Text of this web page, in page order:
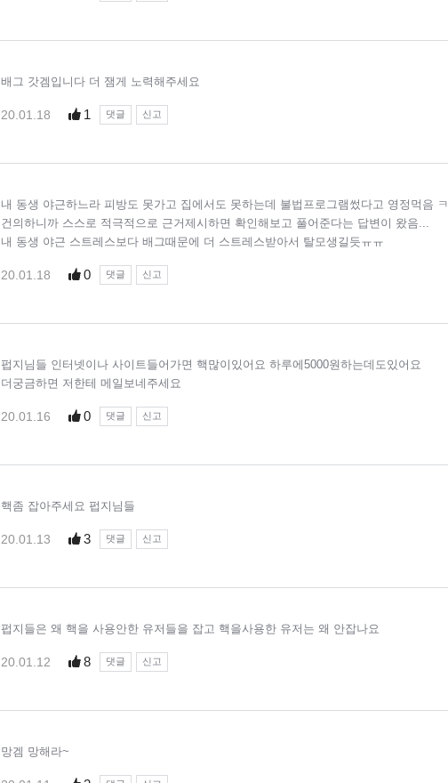
배그 갓겜입니다 더 잼게 노력해주세요
20.01.18 1 댓글 신고
내 동생 야근하느라 피방도 못가고 집에서도 못하는데 불법프로그램썼다고 영정먹음 ㅋ
건의하니까 스스로 적극적으로 근거제시하면 확인해보고 풀어준다는 답변이 왔음...
내 동생 야근 스트레스보다 배그때문에 더 스트레스받아서 탈모생길듯ㅠㅠ
20.01.18 0 댓글 신고
펍지님들 인터넷이나 사이트들어가면 핵많이있어요 하루에5000원하는데도있어요
더궁금하면 저한테 메일보네주세요
20.01.16 0 댓글 신고
핵좀 잡아주세요 펍지님들
20.01.13 3 댓글 신고
펍지들은 왜 핵을 사용안한 유저들을 잡고 핵을사용한 유저는 왜 안잡나요
20.01.12 8 댓글 신고
망겜 망해라~